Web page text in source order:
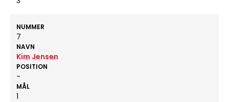
NUMMER
7
NAVN
Kim Jensen
POSITION
-
MÅL
1